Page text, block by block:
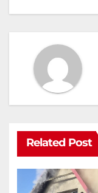
Related Post